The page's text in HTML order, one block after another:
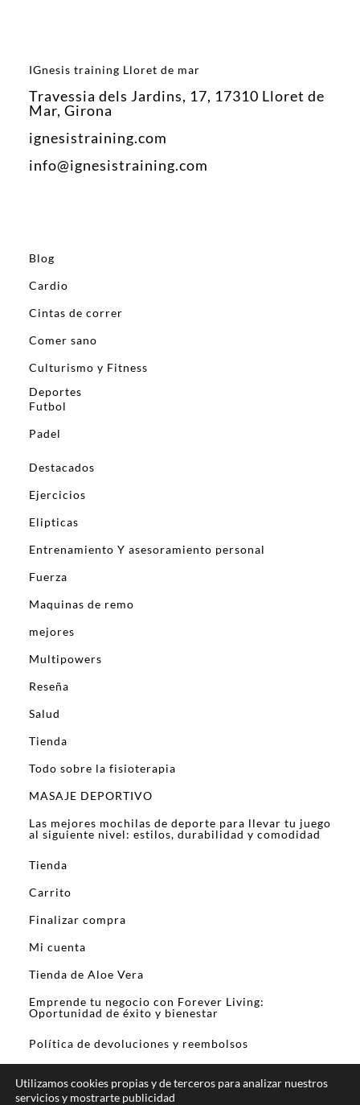
IGnesis training Lloret de mar
Travessia dels Jardins, 17, 17310 Lloret de
Mar, Girona
ignesistraining.com
info@ignesistraining.com
Blog
Cardio
Cintas de correr
Comer sano
Culturismo y Fitness
Deportes
Futbol
Padel
Destacados
Ejercicios
Elipticas
Entrenamiento Y asesoramiento personal
Fuerza
Maquinas de remo
mejores
Multipowers
Reseña
Salud
Tienda
Todo sobre la fisioterapia
MASAJE DEPORTIVO
Las mejores mochilas de deporte para llevar tu juego
al siguiente nivel: estilos, durabilidad y comodidad
Tienda
Carrito
Finalizar compra
Mi cuenta
Tienda de Aloe Vera
Emprende tu negocio con Forever Living:
Oportunidad de éxito y bienestar
Política de devoluciones y reembolsos
Utilizamos cookies propias y de terceros para analizar nuestros
servicios y mostrarte publicidad